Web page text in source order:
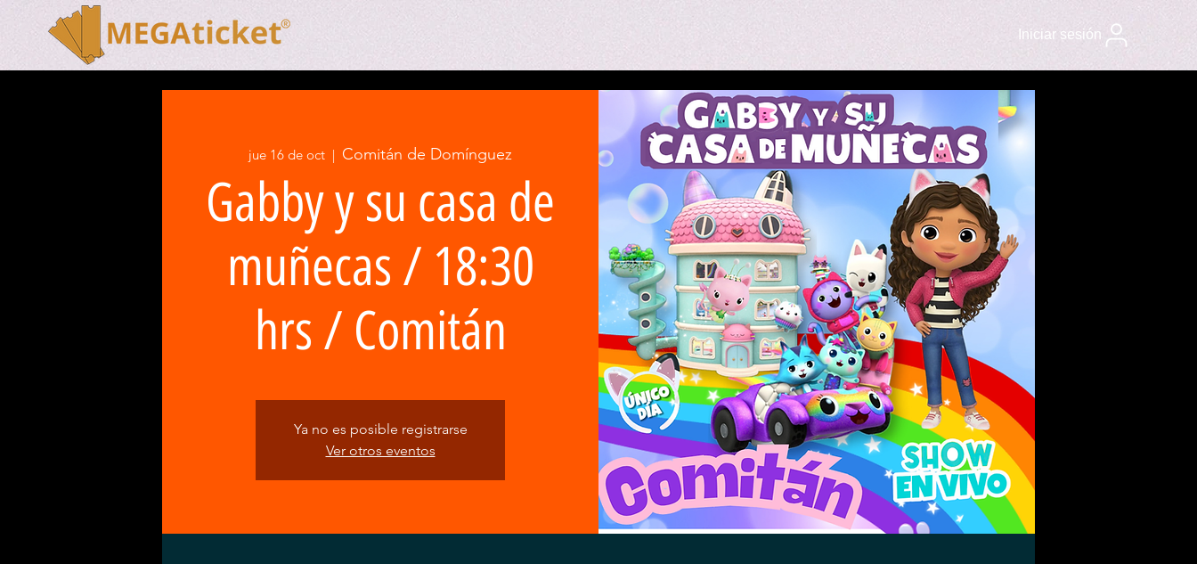
Iniciar sesión
jue 16 de oct
  |
Comitán de Domínguez
Gabby y su casa de
muñecas / 18:30
hrs / Comitán
Ya no es posible registrarse
Ver otros eventos